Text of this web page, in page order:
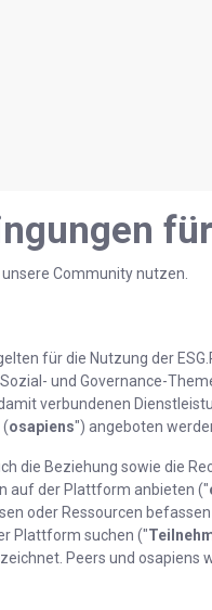
Community nutzen.
für die Nutzung der
und Governance-
verbundenen
(osapiens") angeboten
die Beziehung sowie die
auf der Plattform anbieten ("
oder Ressourcen
Plattform suchen ("
Peers und osapiens